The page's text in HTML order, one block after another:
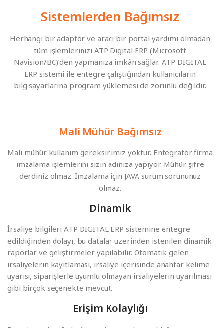
Sistemlerden Bağımsız
Herhangi bir adaptör ve aracı bir portal yardımı olmadan
tüm işlemlerinizi ATP Digital ERP (Microsoft
Navision/BC)’den yapmanıza imkân sağlar. ATP DIGITAL
ERP sistemi ile entegre çalıştığından kullanıcıların
bilgisayarlarına program yüklemesi de zorunlu değildir.
Mali Mühür Bağımsız
Mali mühür kullanım gereksinimiz yoktur. Entegratör firma
imzalama işlemlerini sizin adınıza yapıyor. Mühür şifre
derdiniz olmaz. İmzalama için JAVA sürüm sorununuz
olmaz.
Dinamik
İrsaliye bilgileri ATP DIGITAL ERP sistemine entegre
edildiğinden dolayı, bu datalar üzerinden istenilen dinamik
raporlar ve geliştirmeler yapılabilir. Otomatik gelen
irsaliyelerin kayıtlaması, irsaliye içerisinde anahtar kelime
uyarısı, siparişlerle uyumlu olmayan irsaliyelerin uyarılması
gibi birçok seçenekte mevcut.
Erişim Kolaylığı